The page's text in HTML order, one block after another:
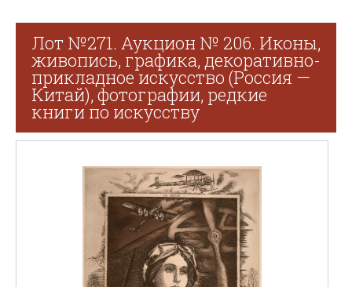
Лот №271. Аукцион № 206. Иконы,
живопись, графика, декоративно-
прикладное искусство (Россия —
Китай), фотографии, редкие
книги по искусству